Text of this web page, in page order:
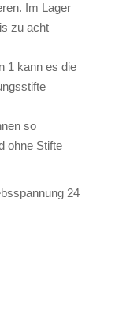
Im Lager
zu acht
1 kann es die
so
ohne Stifte
24